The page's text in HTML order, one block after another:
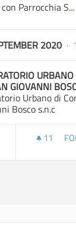
Parrocchia S...
2020 ·
GIOVANNI
Urbano di
Bosco s.n.c
11 11